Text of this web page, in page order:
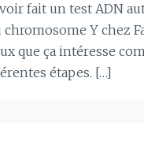
fait un test ADN
chromosome Y chez
que ça intéresse
étapes. […]